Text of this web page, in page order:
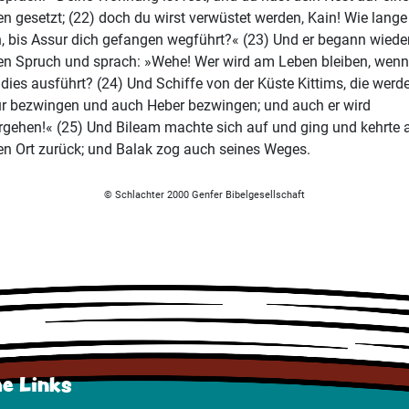
gesetzt; (22) doch du wirst verwüstet werden, Kain! Wie lange
bis Assur dich gefangen wegführt?« (23) Und er begann
Spruch und sprach: »Wehe! Wer wird am Leben bleiben, wenn
ausführt? (24) Und Schiffe von der Küste Kittims, die
bezwingen und auch Heber bezwingen; und auch er wird
(25) Und Bileam machte sich auf und ging und kehrte
Ort zurück; und Balak zog auch seines Weges.
© Schlachter 2000 Genfer Bibelgesellschaft
Links